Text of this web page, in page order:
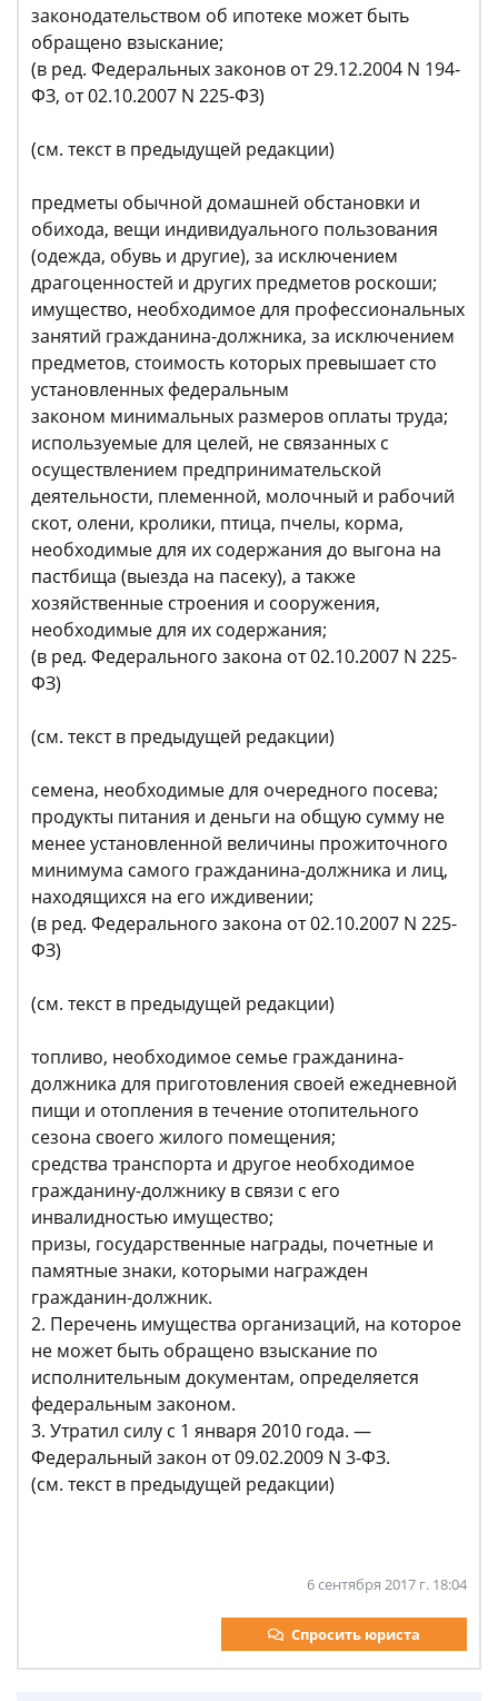
законодательством об ипотеке может быть
обращено взыскание;
(в ред. Федеральных законов от 29.12.2004 N 194-
ФЗ, от 02.10.2007 N 225-ФЗ)
(см. текст в предыдущей редакции)
предметы обычной домашней обстановки и
обихода, вещи индивидуального пользования
(одежда, обувь и другие), за исключением
драгоценностей и других предметов роскоши;
имущество, необходимое для профессиональных
занятий гражданина-должника, за исключением
предметов, стоимость которых превышает сто
установленных федеральным
законом минимальных размеров оплаты труда;
используемые для целей, не связанных с
осуществлением предпринимательской
деятельности, племенной, молочный и рабочий
скот, олени, кролики, птица, пчелы, корма,
необходимые для их содержания до выгона на
пастбища (выезда на пасеку), а также
хозяйственные строения и сооружения,
необходимые для их содержания;
(в ред. Федерального закона от 02.10.2007 N 225-
ФЗ)
(см. текст в предыдущей редакции)
семена, необходимые для очередного посева;
продукты питания и деньги на общую сумму не
менее установленной величины прожиточного
минимума самого гражданина-должника и лиц,
находящихся на его иждивении;
(в ред. Федерального закона от 02.10.2007 N 225-
ФЗ)
(см. текст в предыдущей редакции)
топливо, необходимое семье гражданина-
должника для приготовления своей ежедневной
пищи и отопления в течение отопительного
сезона своего жилого помещения;
средства транспорта и другое необходимое
гражданину-должнику в связи с его
инвалидностью имущество;
призы, государственные награды, почетные и
памятные знаки, которыми награжден
гражданин-должник.
2. Перечень имущества организаций, на которое
не может быть обращено взыскание по
исполнительным документам, определяется
федеральным законом.
3. Утратил силу с 1 января 2010 года. —
Федеральный закон от 09.02.2009 N 3-ФЗ.
(см. текст в предыдущей редакции)
6 сентября 2017 г. 18:04
Спросить юриста